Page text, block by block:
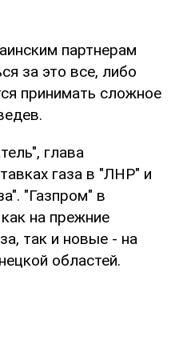
партнерам
за это все, либо
принимать сложное
глава
газа в "ЛНР" и
"Газпром" в
на прежние
так и новые - на
областей.